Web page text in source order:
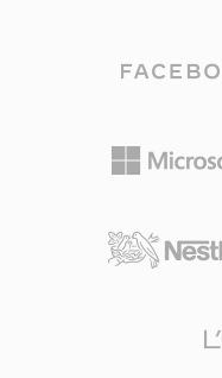
TrueHD, DTS-
bezstratnego
AVCHD do
zarowno w
jak i w
napisow i dane
zwykle od 768
opieranych na
drobniejsze
z kwantyzacja